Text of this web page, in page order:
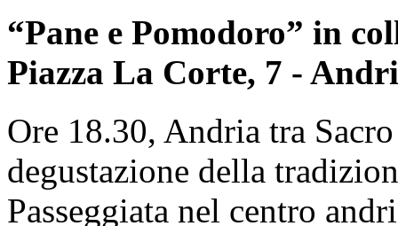
“Pane e Pomodoro” in
Piazza La Corte, 7 -
Ore 18.30, Andria tra
degustazione della
Passeggiata nel centro